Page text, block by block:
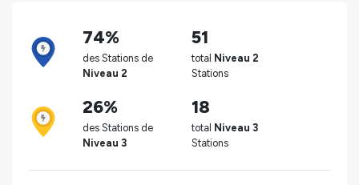
74%
des Stations de
Niveau 2
51
total Niveau 2
Stations
26%
des Stations de
Niveau 3
18
total Niveau 3
Stations